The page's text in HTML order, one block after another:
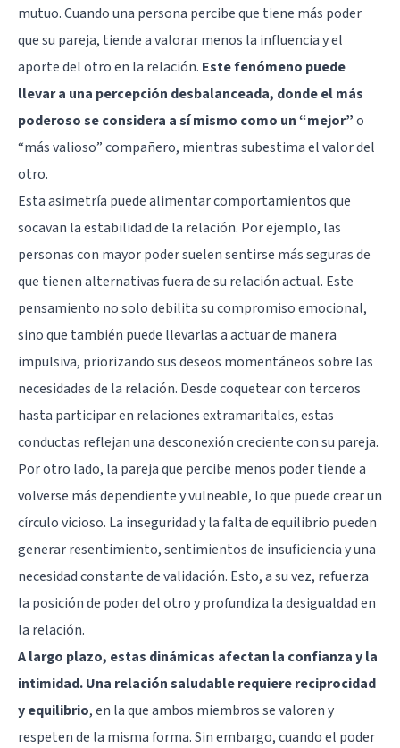
mutuo. Cuando una persona percibe que tiene más poder
que su pareja, tiende a valorar menos la influencia y el
aporte del otro en la relación. Este fenómeno puede
llevar a una percepción desbalanceada, donde el más
poderoso se considera a sí mismo como un “mejor”o
“más valioso” compañero, mientras subestima el valor del
otro.
Esta asimetría puede alimentar comportamientos que
socavan la estabilidad de la relación. Por ejemplo, las
personas con mayor poder suelen sentirse más seguras de
que tienen alternativas fuera de su relación actual. Este
pensamiento no solo debilita su compromiso emocional,
sino que también puede llevarlas a actuar de manera
impulsiva, priorizando sus deseos momentáneos sobre las
necesidades de la relación. Desde coquetear con terceros
hasta participar en relaciones extramaritales, estas
conductas reflejan una desconexión creciente con su pareja.
Por otro lado, la pareja que percibe menos poder tiende a
volverse más dependiente y vulneable, lo que puede crear un
círculo vicioso. La inseguridad y la falta de equilibrio pueden
generar resentimiento, sentimientos de insuficiencia y una
necesidad constante de validación. Esto, a su vez, refuerza
la posición de poder del otro y profundiza la desigualdad en
la relación.
A largo plazo, estas dinámicas afectan la confianza y la
intimidad. Una relación saludable requiere reciprocidad
y equilibrio, en la que ambos miembros se valoren y
respeten de la misma forma. Sin embargo, cuando el poder